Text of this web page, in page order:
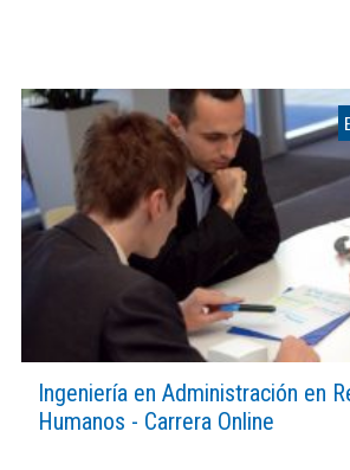
Ingeniería en Administración en
Humanos - Carrera Online